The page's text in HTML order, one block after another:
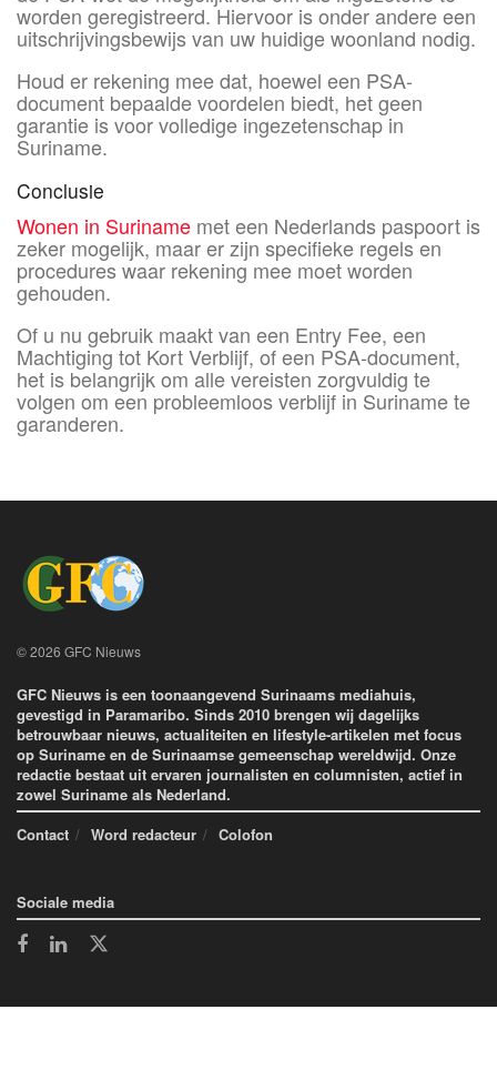
worden geregistreerd. Hiervoor is onder andere een
uitschrijvingsbewijs van uw huidige woonland nodig.
Houd er rekening mee dat, hoewel een PSA-
document bepaalde voordelen biedt, het geen
garantie is voor volledige ingezetenschap in
Suriname.
Conclusie
Wonen in Suriname met een Nederlands paspoort is
zeker mogelijk, maar er zijn specifieke regels en
procedures waar rekening mee moet worden
gehouden.
Of u nu gebruik maakt van een Entry Fee, een
Machtiging tot Kort Verblijf, of een PSA-document,
het is belangrijk om alle vereisten zorgvuldig te
volgen om een probleemloos verblijf in Suriname te
garanderen.
© 2026 GFC Nieuws
GFC Nieuws is een toonaangevend Surinaams mediahuis,
gevestigd in Paramaribo. Sinds 2010 brengen wij dagelijks
betrouwbaar nieuws, actualiteiten en lifestyle-artikelen met focus
op Suriname en de Surinaamse gemeenschap wereldwijd. Onze
redactie bestaat uit ervaren journalisten en columnisten, actief in
zowel Suriname als Nederland.
Contact
Word redacteur Colofon
Sociale media